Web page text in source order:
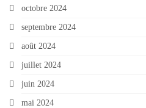
octobre 2024
septembre 2024
août 2024
juillet 2024
juin 2024
mai 2024